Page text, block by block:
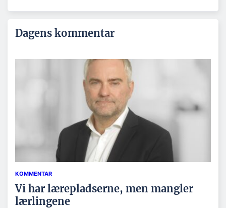
Dagens kommentar
KOMMENTAR
Vi har lærepladserne, men mangler
lærlingene